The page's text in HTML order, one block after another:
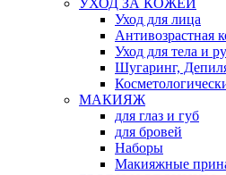
Уход для лица
Антивозрастная
Уход для тела и
Шугаринг,
МАКИЯЖ
для глаз и губ
для бровей
Наборы
Макияжные